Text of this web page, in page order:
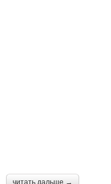
читать дальше →